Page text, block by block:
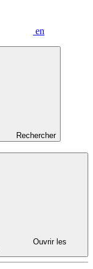
en
Rechercher
Ouvrir les